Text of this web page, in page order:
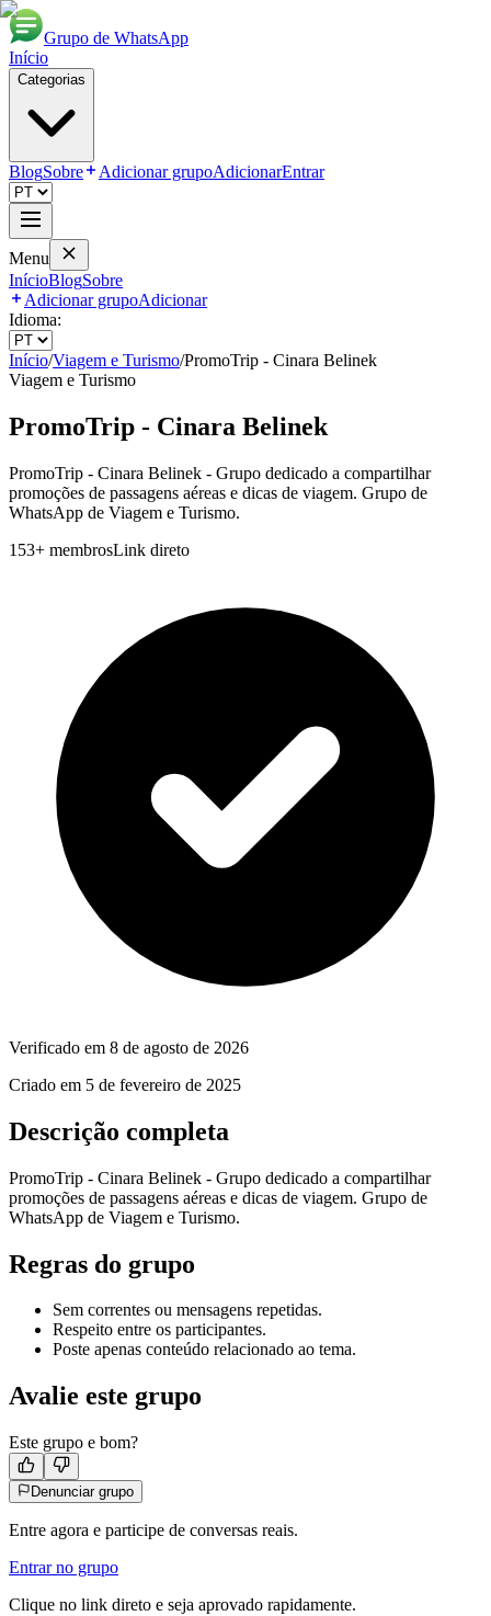
Grupo de WhatsApp
Início
Categorias
BlogSobre Adicionar grupoAdicionarEntrar
Menu
InícioBlogSobre
Adicionar grupoAdicionar
Idioma:
Início/Viagem e Turismo/PromoTrip - Cinara Belinek
Viagem e Turismo
PromoTrip - Cinara Belinek
PromoTrip - Cinara Belinek - Grupo dedicado a compartilhar
promoções de passagens aéreas e dicas de viagem. Grupo de
WhatsApp de Viagem e Turismo.
153+ membrosLink direto
Verificado em 8 de agosto de 2026
Criado em 5 de fevereiro de 2025
Descrição completa
PromoTrip - Cinara Belinek - Grupo dedicado a compartilhar
promoções de passagens aéreas e dicas de viagem. Grupo de
WhatsApp de Viagem e Turismo.
Regras do grupo
Sem correntes ou mensagens repetidas.
Respeito entre os participantes.
Poste apenas conteúdo relacionado ao tema.
Avalie este grupo
Este grupo e bom?
Denunciar grupo
Entre agora e participe de conversas reais.
Entrar no grupo
Clique no link direto e seja aprovado rapidamente.